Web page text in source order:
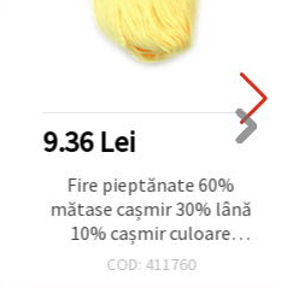
9.36 Lei
Fire pieptănate 60%
mătase cașmir 30% lână
10% cașmir culoare
galben pal -50 grame
COD: 411760